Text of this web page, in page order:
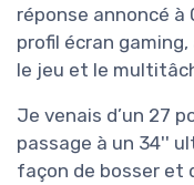
réponse annoncé à
profil écran
le jeu et le
Je venais d’un 27
passage à un 34''
façon de bosser et